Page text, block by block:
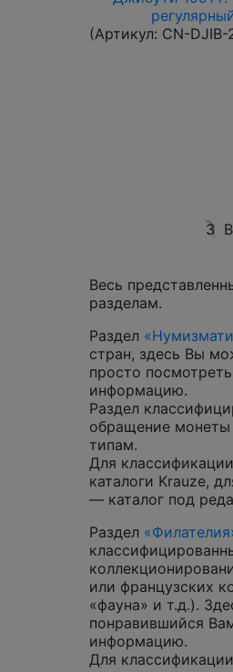
(Артикул: CN-DJIB-
3
Весь
разделам.
Раздел
стран, здесь Вы
просто
информацию.
Раздел
обращение
типам.
Для
каталоги Krauze,
— каталог под
Раздел
или французских
«фауна» и т.д.).
понравившийся
информацию.
Для